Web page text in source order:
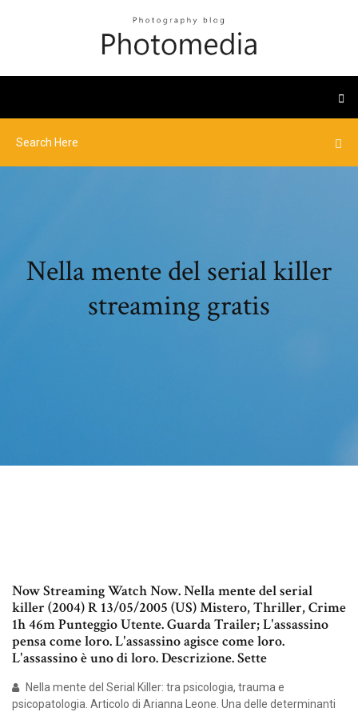
Nella mente del serial killer
streaming gratis
Now Streaming Watch Now. Nella mente del serial
killer (2004) R 13/05/2005 (US) Mistero, Thriller, Crime
1h 46m Punteggio Utente. Guarda Trailer; L'assassino
pensa come loro. L'assassino agisce come loro.
L'assassino è uno di loro. Descrizione. Sette
Nella mente del Serial Killer: tra psicologia, trauma e
psicopatologia. Articolo di Arianna Leone. Una delle determinanti